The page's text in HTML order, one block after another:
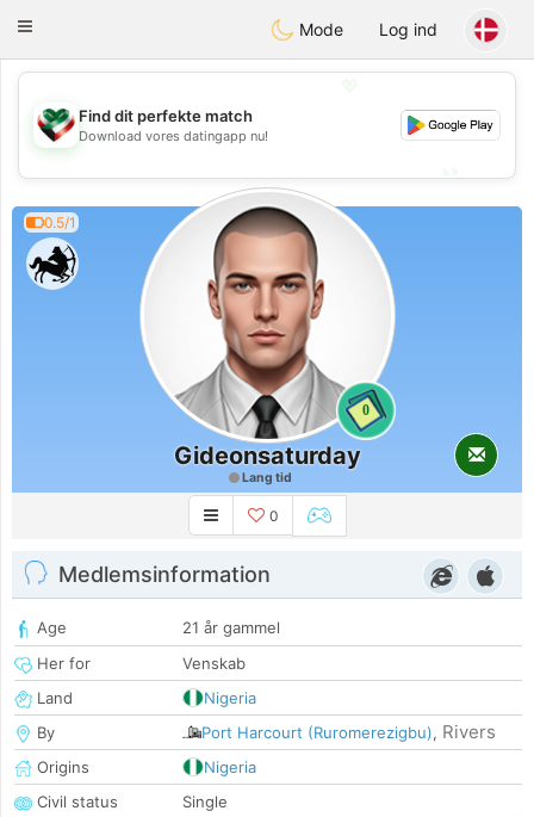
Kuwait Chat
Toggle
Mode Log ind
💖
💕
Find dit perfekte match
Download vores datingapp nu!
0.5/1
0
Gideonsaturday
Lang tid
0
Medlemsinformation
Age
21 år gammel
Her for
Venskab
Land
Nigeria
By
Port Harcourt (Ruromerezigbu), Rivers
Origins
Nigeria
Civil status
Single